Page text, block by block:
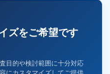
ズをご希望です
目的や検討範囲に十分対応